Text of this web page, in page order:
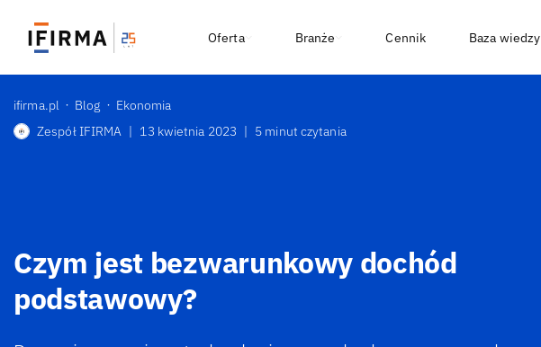
Oferta Branże Cennik Baza wiedzy
ifirma.pl Blog
Ekonomia
Zespół IFIRMA | 13 kwietnia 2023 | 5 minut czytania
Czym jest bezwarunkowy dochód
podstawowy?